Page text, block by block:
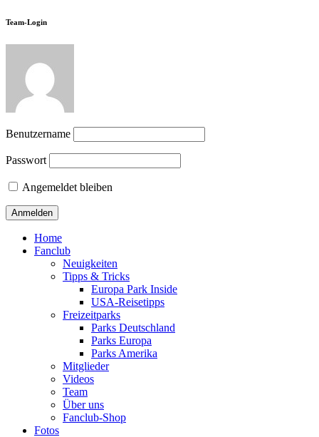
Team-Login
Benutzername
Passwort
Angemeldet bleiben
Home
Fanclub
Neuigkeiten
Tipps & Tricks
Europa Park Inside
USA-Reisetipps
Freizeitparks
Parks Deutschland
Parks Europa
Parks Amerika
Mitglieder
Videos
Team
Über uns
Fanclub-Shop
Fotos